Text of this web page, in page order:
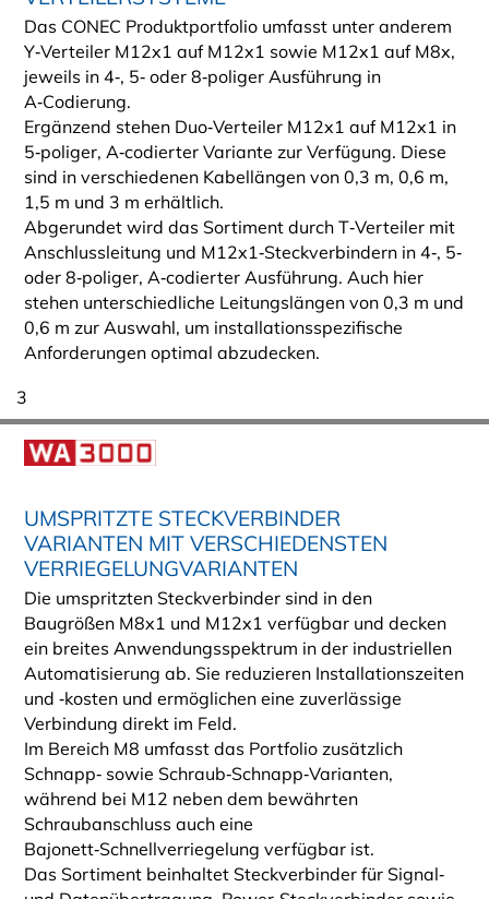
Das CONEC Produktportfolio umfasst unter anderem
Y‑Verteiler M12x1 auf M12x1 sowie M12x1 auf M8x,
jeweils in 4‑, 5‑ oder 8‑poliger Ausführung in
A‑Codierung.
Ergänzend stehen Duo‑Verteiler M12x1 auf M12x1 in
5‑poliger, A‑codierter Variante zur Verfügung. Diese
sind in verschiedenen Kabellängen von 0,3 m, 0,6 m,
1,5 m und 3 m erhältlich.
Abgerundet wird das Sortiment durch T‑Verteiler mit
Anschlussleitung und M12x1‑Steckverbindern in 4‑, 5‑
oder 8‑poliger, A‑codierter Ausführung. Auch hier
stehen unterschiedliche Leitungslängen von 0,3 m und
0,6 m zur Auswahl, um installationsspezifische
Anforderungen optimal abzudecken.
3
UMSPRITZTE STECKVERBINDER
VARIANTEN MIT VERSCHIEDENSTEN
VERRIEGELUNGVARIANTEN
Die umspritzten Steckverbinder sind in den
Baugrößen M8x1 und M12x1 verfügbar und decken
ein breites Anwendungsspektrum in der industriellen
Automatisierung ab. Sie reduzieren Installationszeiten
und ‑kosten und ermöglichen eine zuverlässige
Verbindung direkt im Feld.
Im Bereich M8 umfasst das Portfolio zusätzlich
Schnapp‑ sowie Schraub‑Schnapp‑Varianten,
während bei M12 neben dem bewährten
Schraubanschluss auch eine
Bajonett‑Schnellverriegelung verfügbar ist.
Das Sortiment beinhaltet Steckverbinder für Signal‑